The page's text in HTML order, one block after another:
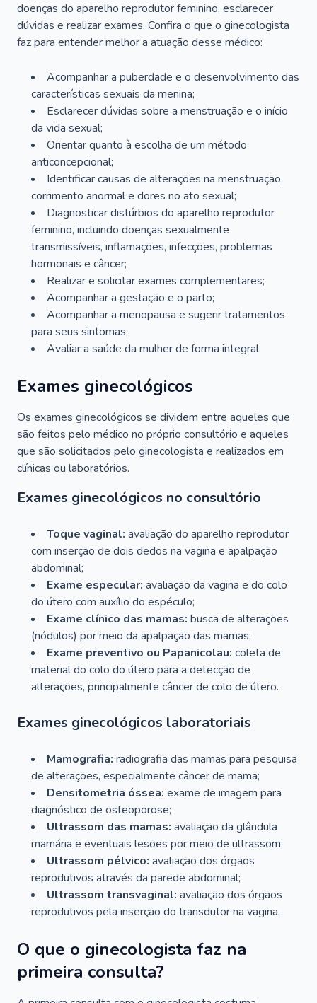
doenças do aparelho reprodutor feminino, esclarecer
dúvidas e realizar exames. Confira o que o ginecologista
faz para entender melhor a atuação desse médico:
Acompanhar a puberdade e o desenvolvimento das
características sexuais da menina;
Esclarecer dúvidas sobre a menstruação e o início
da vida sexual;
Orientar quanto à escolha de um método
anticoncepcional;
Identificar causas de alterações na menstruação,
corrimento anormal e dores no ato sexual;
Diagnosticar distúrbios do aparelho reprodutor
feminino, incluindo doenças sexualmente
transmissíveis, inflamações, infecções, problemas
hormonais e câncer;
Realizar e solicitar exames complementares;
Acompanhar a gestação e o parto;
Acompanhar a menopausa e sugerir tratamentos
para seus sintomas;
Avaliar a saúde da mulher de forma integral.
Exames ginecológicos
Os exames ginecológicos se dividem entre aqueles que
são feitos pelo médico no próprio consultório e aqueles
que são solicitados pelo ginecologista e realizados em
clínicas ou laboratórios.
Exames ginecológicos no consultório
Toque vaginal: avaliação do aparelho reprodutor
com inserção de dois dedos na vagina e apalpação
abdominal;
Exame especular: avaliação da vagina e do colo
do útero com auxílio do espéculo;
Exame clínico das mamas: busca de alterações
(nódulos) por meio da apalpação das mamas;
Exame preventivo ou Papanicolau: coleta de
material do colo do útero para a detecção de
alterações, principalmente câncer de colo de útero.
Exames ginecológicos laboratoriais
Mamografia: radiografia das mamas para pesquisa
de alterações, especialmente câncer de mama;
Densitometria óssea: exame de imagem para
diagnóstico de osteoporose;
Ultrassom das mamas: avaliação da glândula
mamária e eventuais lesões por meio de ultrassom;
Ultrassom pélvico: avaliação dos órgãos
reprodutivos através da parede abdominal;
Ultrassom transvaginal: avaliação dos órgãos
reprodutivos pela inserção do transdutor na vagina.
O que o ginecologista faz na
primeira consulta?